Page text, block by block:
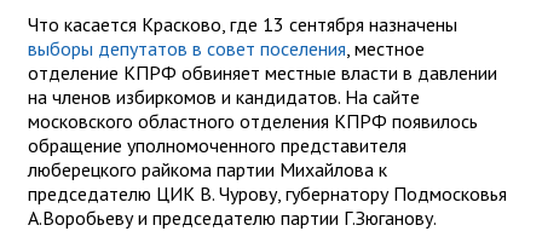
Что касается Красково, где 13 сентября назначены
выборы депутатов в совет поселения, местное
отделение КПРФ обвиняет местные власти в давлении
на членов избиркомов и кандидатов. На сайте
московского областного отделения КПРФ появилось
обращение уполномоченного представителя
люберецкого райкома партии Михайлова к
председателю ЦИК В. Чурову, губернатору Подмосковья
А.Воробьеву и председателю партии Г.Зюганову.